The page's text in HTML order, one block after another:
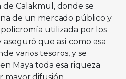
de Calakmul, donde se
de un mercado público y
utilizada por los
aseguró que así como esa
varios tesoros, y se
Maya toda esa riqueza
difusión.